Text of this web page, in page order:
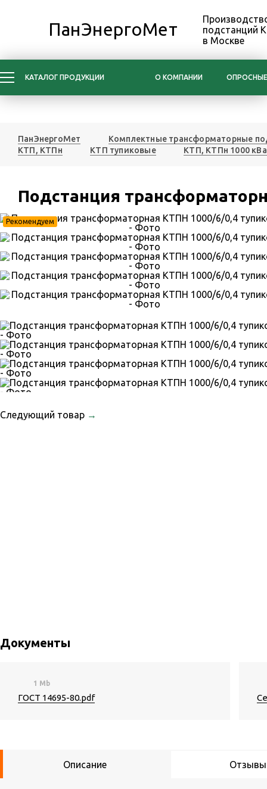
ПанЭнергоМет
подстанций
в Москве
КАТАЛОГ ПРОДУКЦИИ О КОМПАНИИ
ПанЭнергоМет
Комплектные трансформаторные
КТП, КТПн
КТП тупиковые КТП, КТПн 1000 кВа
Подстанция
Рекомендуем
Следующий товар →
Документы
1 Mb
ГОСТ 14695-80.pdf
Описание Отзывы